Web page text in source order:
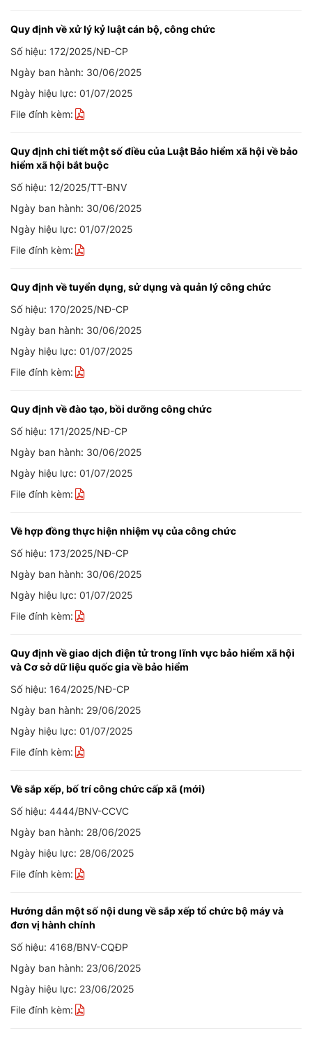
Quy định về xử lý kỷ luật cán bộ, công chức
Số hiệu: 172/2025/NĐ-CP
Ngày ban hành: 30/06/2025
Ngày hiệu lực: 01/07/2025
File đính kèm:
Quy định chi tiết một số điều của Luật Bảo hiểm xã hội về bảo
hiểm xã hội bắt buộc
Số hiệu: 12/2025/TT-BNV
Ngày ban hành: 30/06/2025
Ngày hiệu lực: 01/07/2025
File đính kèm:
Quy định về tuyển dụng, sử dụng và quản lý công chức
Số hiệu: 170/2025/NĐ-CP
Ngày ban hành: 30/06/2025
Ngày hiệu lực: 01/07/2025
File đính kèm:
Quy định về đào tạo, bồi dưỡng công chức
Số hiệu: 171/2025/NĐ-CP
Ngày ban hành: 30/06/2025
Ngày hiệu lực: 01/07/2025
File đính kèm:
Về hợp đồng thực hiện nhiệm vụ của công chức
Số hiệu: 173/2025/NĐ-CP
Ngày ban hành: 30/06/2025
Ngày hiệu lực: 01/07/2025
File đính kèm:
Quy định về giao dịch điện tử trong lĩnh vực bảo hiểm xã hội
và Cơ sở dữ liệu quốc gia về bảo hiểm
Số hiệu: 164/2025/NĐ-CP
Ngày ban hành: 29/06/2025
Ngày hiệu lực: 01/07/2025
File đính kèm:
Về sắp xếp, bố trí công chức cấp xã (mới)
Số hiệu: 4444/BNV-CCVC
Ngày ban hành: 28/06/2025
Ngày hiệu lực: 28/06/2025
File đính kèm:
Hướng dẫn một số nội dung về sắp xếp tổ chức bộ máy và
đơn vị hành chính
Số hiệu: 4168/BNV-CQĐP
Ngày ban hành: 23/06/2025
Ngày hiệu lực: 23/06/2025
File đính kèm: